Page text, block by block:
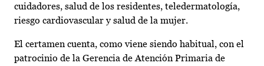
cuidadores, salud de los residentes, teledermatología,
riesgo cardiovascular y salud de la mujer.
El certamen cuenta, como viene siendo habitual, con el
patrocinio de la Gerencia de Atención Primaria de